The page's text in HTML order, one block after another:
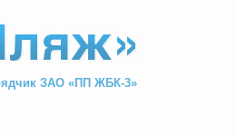
ЗАО «ПП ЖБК-3»